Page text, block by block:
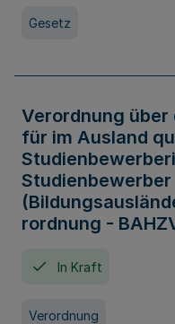
Gesetz
Verordnung über
für im Ausland
Studienbewerber
rordnung -
In Kraft
Verordnung